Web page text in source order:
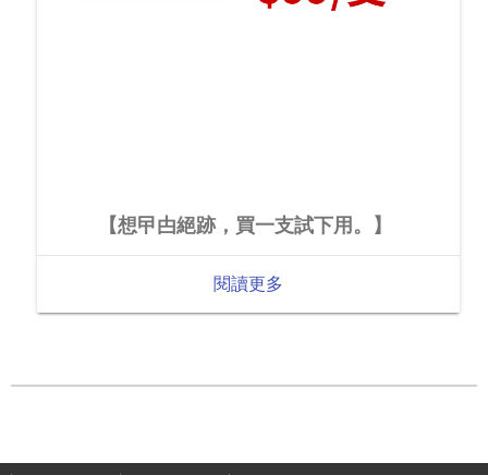
【想曱甴絕跡，買一支試下用。】
閱讀更多